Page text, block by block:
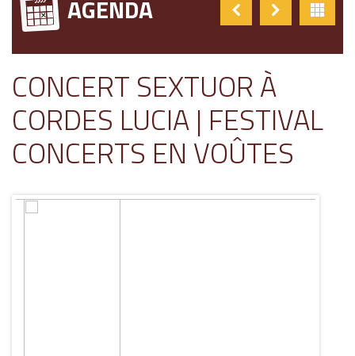
AGENDA
CONCERT SEXTUOR À
CORDES LUCIA | FESTIVAL
CONCERTS EN VOÛTES